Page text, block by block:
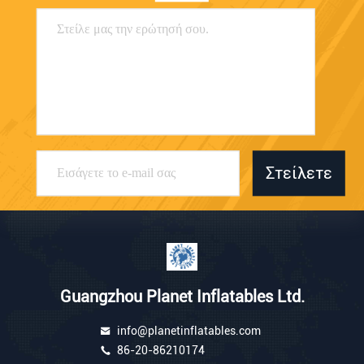
Στείλετε
Guangzhou Planet Inflatables Ltd.
info@planetinflatables.com
86-20-86210174